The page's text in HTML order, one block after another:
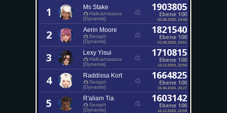
1 Ms Stake
Halicarnassus
[Dynamis]
1903805
Ebene 100
03.06.2025, 14:58
2 Aerin Moore
Seraph
[Dynamis]
1821540
Ebene 100
01.09.2023, 19:51
3 Lexy Yisui
Halicarnassus
[Dynamis]
1710815
Ebene 100
13.12.2023, 22:50
4 Raddissa Kort
Seraph
[Dynamis]
1664825
Ebene 100
16.06.2024, 20:27
5 R'aliam Tia
Seraph
[Dynamis]
1603142
Ebene 100
16.12.2023, 22:59